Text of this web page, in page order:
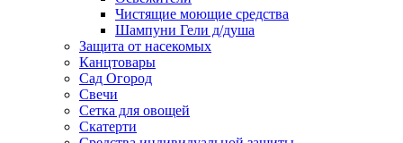
Чистящие моющие средства
Шампуни Гели д/душа
Защита от насекомых
Канцтовары
Сад Огород
Свечи
Сетка для овощей
Скатерти